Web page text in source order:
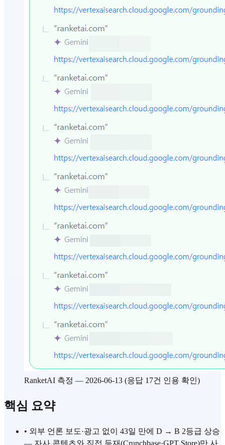
RanketAI 측정 — 2026-06-13 (응답 17건 인용 확인)
핵심 요약
• 외부 언론 보도·광고 없이 43일 만에 D → B 2등급 상승
— 자사 콘텐츠와 직접 등재(Crunchbase·GPT Store)만 사